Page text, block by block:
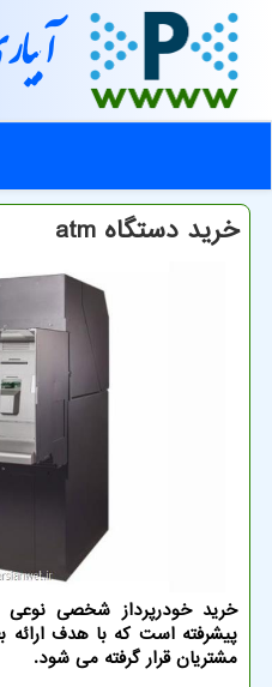
خرید دستگاه atm
خرید خودرپرداز شخصی نوعی
پیشرفته است كه با هدف ارائه
مشتریان قرار گرفته می شود.